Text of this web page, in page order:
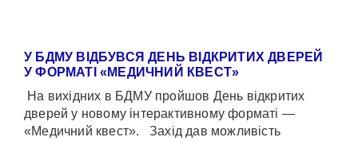
У БДМУ ВІДБУВСЯ ДЕНЬ ВІДКРИТИХ ДВЕРЕЙ
У ФОРМАТІ «МЕДИЧНИЙ КВЕСТ»
На вихідних в БДМУ пройшов День відкритих
дверей у новому інтерактивному форматі —
«Медичний квест». Захід дав можливість